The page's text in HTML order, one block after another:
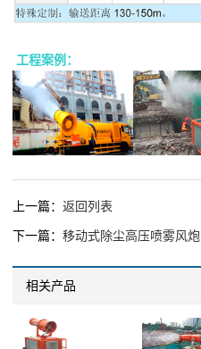
工程案例：
上一篇： 返回列表
下一篇： 移动式除尘高压喷雾风炮
相关产品